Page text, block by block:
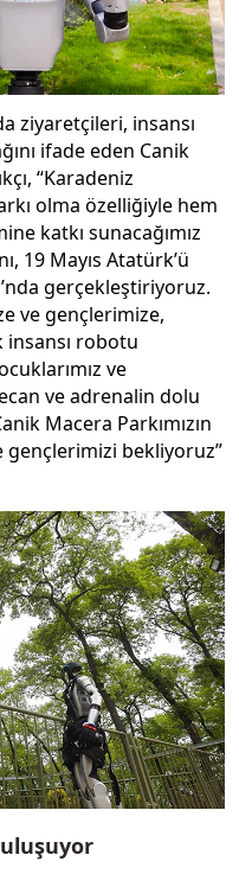
ziyaretçileri, insansı
ifade eden Canik
“Karadeniz
olma özelliğiyle hem
katkı sunacağımız
19 Mayıs Atatürk’ü
gerçekleştiriyoruz.
ve gençlerimize,
robotu
ve
ve adrenalin dolu
Macera Parkımızın
gençlerimizi bekliyoruz”